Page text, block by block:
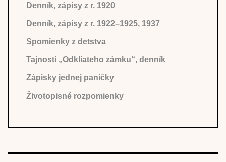
Denník, zápisy z r. 1920
Denník, zápisy z r. 1922–1925, 1937
Spomienky z detstva
Tajnosti „Odkliateho zámku“, denník
Zápisky jednej paničky
Životopisné rozpomienky